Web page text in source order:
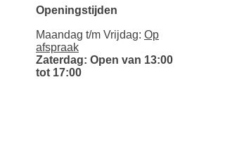
Openingstijden
Maandag t/m Vrijdag: Op
afspraak
Zaterdag: Open van 13:00
tot 17:00